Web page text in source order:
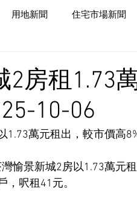
用地新聞 住宅市場新聞
2房租1.73
10-06
1.73萬元租出，較市價高8%
愉景新城2房以1.73萬元
，呎租41元。